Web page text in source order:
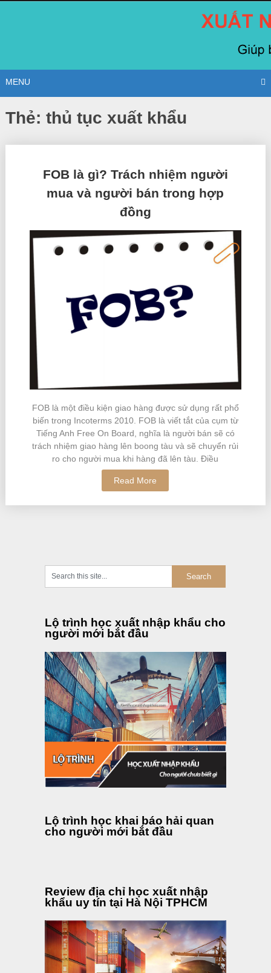
MENU
Thẻ: thủ tục xuất khẩu
FOB là gì? Trách nhiệm người
mua và người bán trong hợp
đồng
FOB là một điều kiện giao hàng được sử dụng rất phổ
biến trong Incoterms 2010. FOB là viết tắt của cụm từ
Tiếng Anh Free On Board, nghĩa là người bán sẽ có
trách nhiệm giao hàng lên boong tàu và sẽ chuyển rủi
ro cho người mua khi hàng đã lên tàu. Điều
Read More
navigation
Lộ trình học xuất nhập khẩu cho
người mới bắt đầu
Lộ trình học khai báo hải quan
cho người mới bắt đầu
Review địa chỉ học xuất nhập
khẩu uy tín tại Hà Nội TPHCM